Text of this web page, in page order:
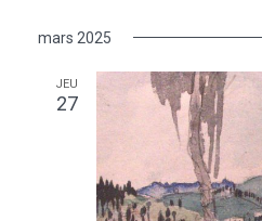
mars 2025
JEU
27